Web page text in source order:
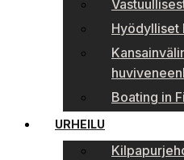
Hyödylliset
Boating in
URHEILU